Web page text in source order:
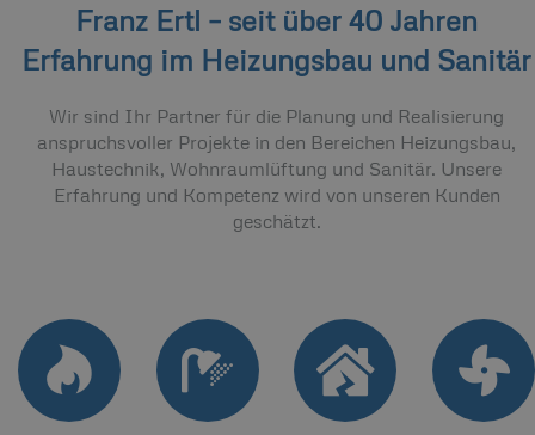
Franz Ertl – seit über 40 Jahren
Erfahrung im Heizungsbau und Sanitär
Wir sind Ihr Partner für die Planung und Realisierung
anspruchsvoller Projekte in den Bereichen Heizungsbau,
Haustechnik, Wohnraumlüftung und Sanitär. Unsere
Erfahrung und Kompetenz wird von unseren Kunden
geschätzt.